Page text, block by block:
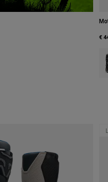
€